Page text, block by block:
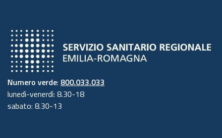
Numero verde: 800.033.033
lunedì-venerdì: 8.30-18
sabato: 8.30-13